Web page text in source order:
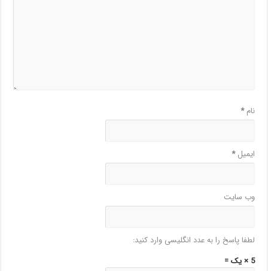
نام*
ایمیل*
وب‌ سایت
لطفا پاسخ را به عدد انگلیسی وارد کنید:
5 × یک =